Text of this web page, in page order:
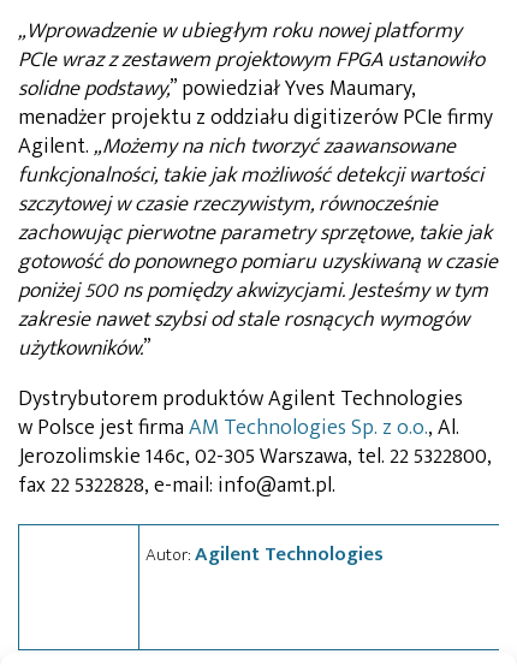
„Wprowadzenie w ubiegłym roku nowej platformy
PCIe wraz z zestawem projektowym FPGA ustanowiło
solidne podstawy,” powiedział Yves Maumary,
menadżer projektu z oddziału digitizerów PCIe firmy
Agilent.„Możemy na nich tworzyć zaawansowane
funkcjonalności, takie jak możliwość detekcji wartości
szczytowej w czasie rzeczywistym, równocześnie
zachowując pierwotne parametry sprzętowe, takie jak
gotowość do ponownego pomiaru uzyskiwaną w czasie
poniżej 500 ns pomiędzy akwizycjami. Jesteśmy w tym
zakresie nawet szybsi od stale rosnących wymogów
użytkowników.”
Dystrybutorem produktów Agilent Technologies
w Polsce jest firmaAM Technologies Sp. z o.o., Al.
Jerozolimskie 146c, 02-305 Warszawa, tel. 22 5322800,
fax 22 5322828, e-mail: info@amt.pl.
Autor:Agilent Technologies